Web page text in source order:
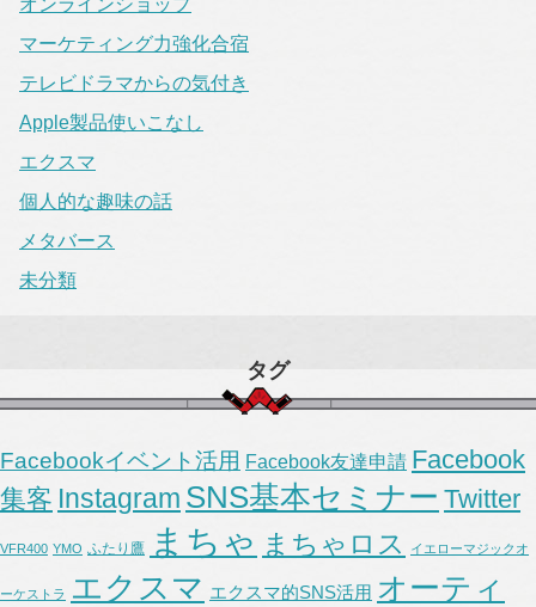
マーケティング力強化合宿
テレビドラマからの気付き
Apple製品使いこなし
エクスマ
個人的な趣味の話
メタバース
未分類
タグ
Facebookイベント活用 Facebook友達申請 Facebook
集客 Instagram SNS基本セミナー Twitter
VFR400 YMO ふたり鷹 まちゃ まちゃロス イエローマジックオ
ーケストラ エクスマ エクスマ的SNS活用 オーティ